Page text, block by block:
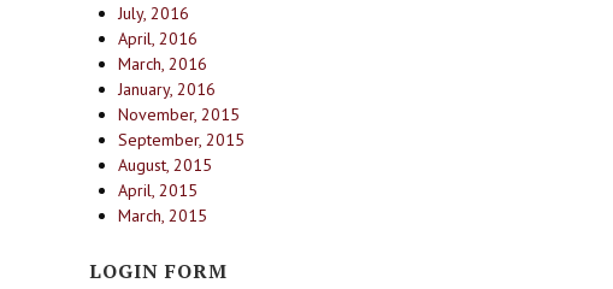
July, 2016
April, 2016
March, 2016
January, 2016
November, 2015
September, 2015
August, 2015
April, 2015
March, 2015
LOGIN FORM